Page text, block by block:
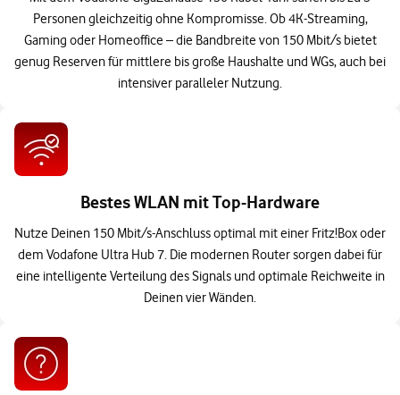
Personen gleichzeitig ohne Kompromisse. Ob 4K-Streaming,
Gaming oder Homeoffice – die Bandbreite von 150 Mbit/s bietet
genug Reserven für mittlere bis große Haushalte und WGs, auch bei
intensiver paralleler Nutzung.
Bestes WLAN mit Top-Hardware
Nutze Deinen 150 Mbit/s-Anschluss optimal mit einer Fritz!Box oder
dem Vodafone Ultra Hub 7. Die modernen Router sorgen dabei für
eine intelligente Verteilung des Signals und optimale Reichweite in
Deinen vier Wänden.